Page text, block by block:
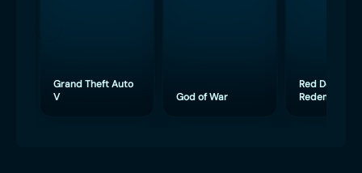
Grand Theft Auto
V
God of War
Red Dead
Redemption